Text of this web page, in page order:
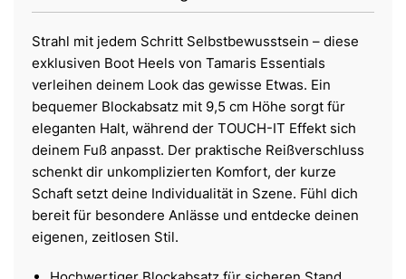
Strahl mit jedem Schritt Selbstbewusstsein – diese
exklusiven Boot Heels von Tamaris Essentials
verleihen deinem Look das gewisse Etwas. Ein
bequemer Blockabsatz mit 9,5 cm Höhe sorgt für
eleganten Halt, während der TOUCH-IT Effekt sich
deinem Fuß anpasst. Der praktische Reißverschluss
schenkt dir unkomplizierten Komfort, der kurze
Schaft setzt deine Individualität in Szene. Fühl dich
bereit für besondere Anlässe und entdecke deinen
eigenen, zeitlosen Stil.